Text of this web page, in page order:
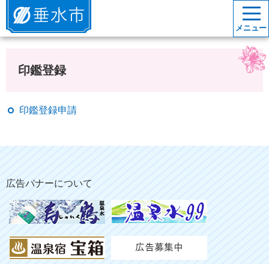
垂水市
メニュー
印鑑登録
印鑑登録申請
広告バナーについて